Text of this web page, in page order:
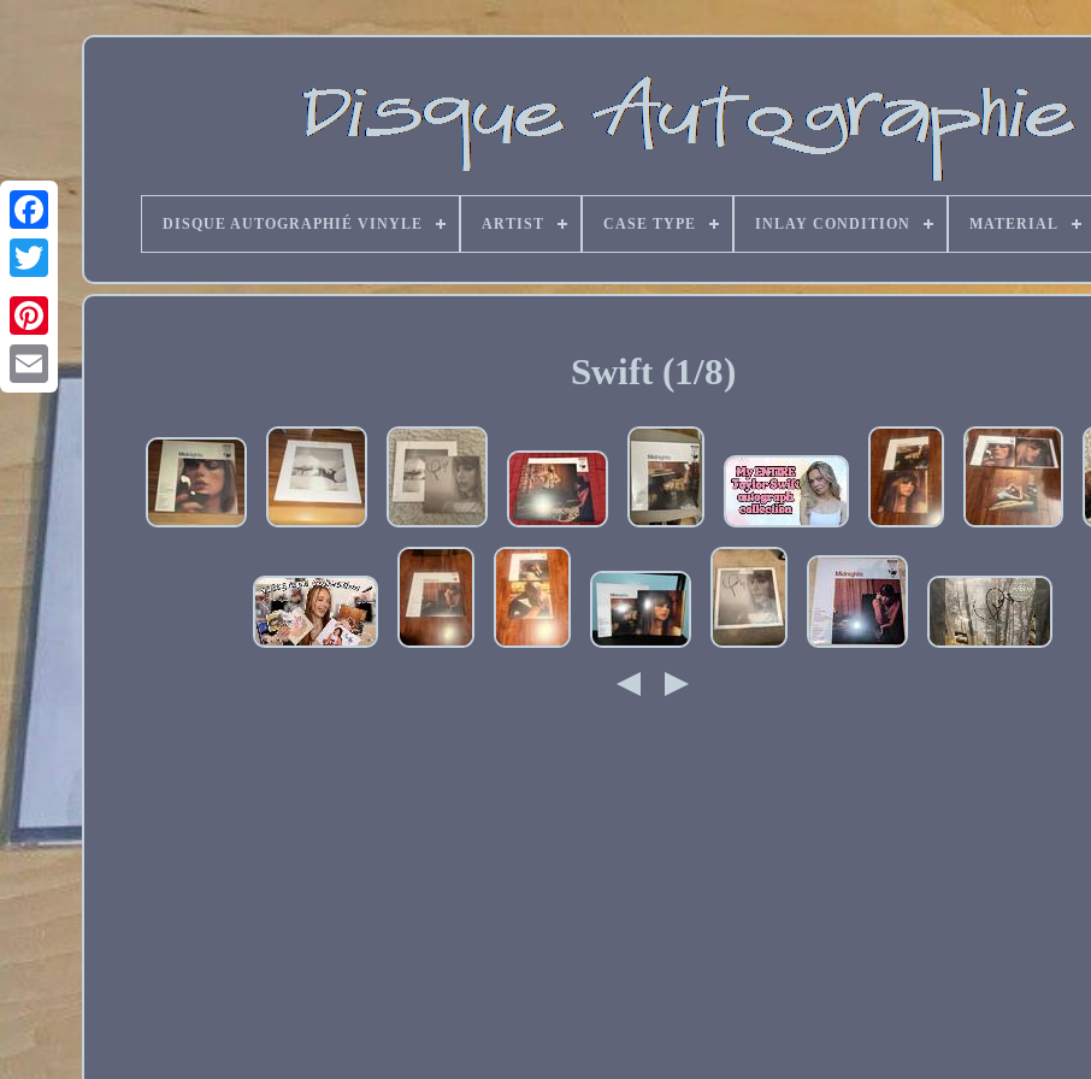
Email
DISQUE AUTOGRAPHIÉ VINYLE ARTIST CASE TYPE INLAY CONDITION MATERIAL
Swift (1/8)